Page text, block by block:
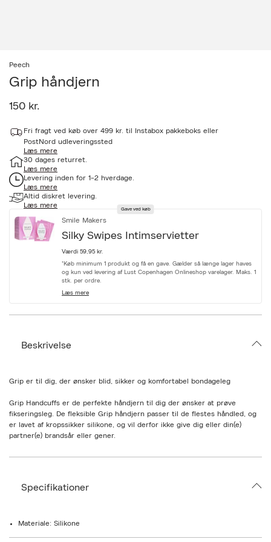
Peech
Grip håndjern
150 kr.
c
s
s
i
b
i
i
e
t
i
o
n
Fri fragt ved køb over 499 kr. til Instabox pakkeboks eller
PostNord udleveringssted
Læs mere
30 dages returret.
Læs mere
Levering inden for 1-2 hverdage.
Læs mere
Altid diskret levering.
Læs mere
Gave ved køb
Smile Makers
Silky Swipes Intimservietter
Værdi 59,95 kr.
*Køb minimum 1 produkt og få en gave. Gælder så længe lager haves
og kun ved levering af Lust Copenhagen Onlineshop varelager. Maks. 1
stk. per ordre.
Læs mere
Beskrivelse
Grip er til dig, der ønsker blid, sikker og komfortabel bondageleg
Grip Handcuffs er de perfekte håndjern til dig der ønsker at prøve
fikseringsleg. De fleksible Grip håndjern passer til de flestes håndled, og
er lavet af kropssikker silikone, og vil derfor ikke give dig eller din(e)
partner(e) brandsår eller gener.
Funktion i Grip
den er fleksibel, hvilket så gør den god til både begyndere og mere
fastspændelse en rar måde at komme ned i kroppen på. Prøv at tage dem
Specifikationer
Materiale: Silikone